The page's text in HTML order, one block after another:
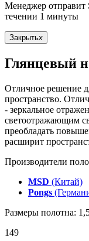
Менеджер отправит
течении 1 минуты
Закрытьx
Глянцевый
Отличное решение
пространство.
- зеркальное
светоотражающим
преобладать
расширит
Производители
MSD (Китай)
Pongs
Размеры полотна:
149